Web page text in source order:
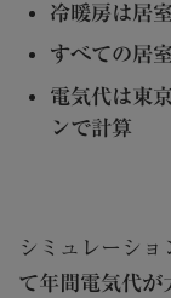
冷暖房は居
すべての居
電気代は東
ンで計算
シミュレーショ
て年間電気代が